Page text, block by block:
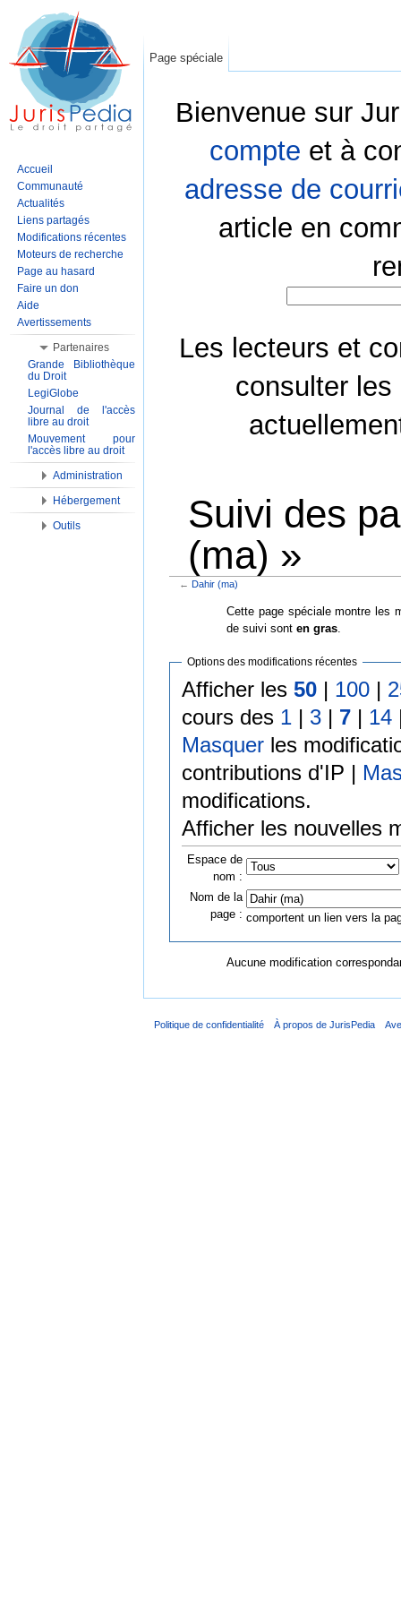
Bienvenue sur
compte et à
adresse de
article en
Les lecteurs et
consulter les
Suivi des
(ma) »
← Dahir (ma)
Cette page spéciale montre les
de suivi sont en gras.
Options des modifications récentes
Afficher les 50| 100|
cours des 1| 3| 7| 14
Masquerles
contributions d'IP |
modifications.
Afficher les nouvelles
Espace de
nom :
Nom de la
page : comportent un lien vers la
Aucune modification
Page spéciale
Accueil
Communauté
Actualités
Liens partagés
Modifications récentes
Moteurs de recherche
Page au hasard
Faire un don
Aide
Avertissements
Partenaires
Grande Bibliothèque
du Droit
LegiGlobe
Journal de l'accès
libre au droit
Mouvement pour
l'accès libre au droit
Administration
Hébergement
Outils
Politique de confidentialité À propos de JurisPedia